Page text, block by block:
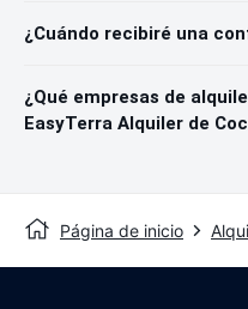
¿Cuándo recibiré una
¿Qué empresas de
EasyTerra Alquiler de
Página de inicio